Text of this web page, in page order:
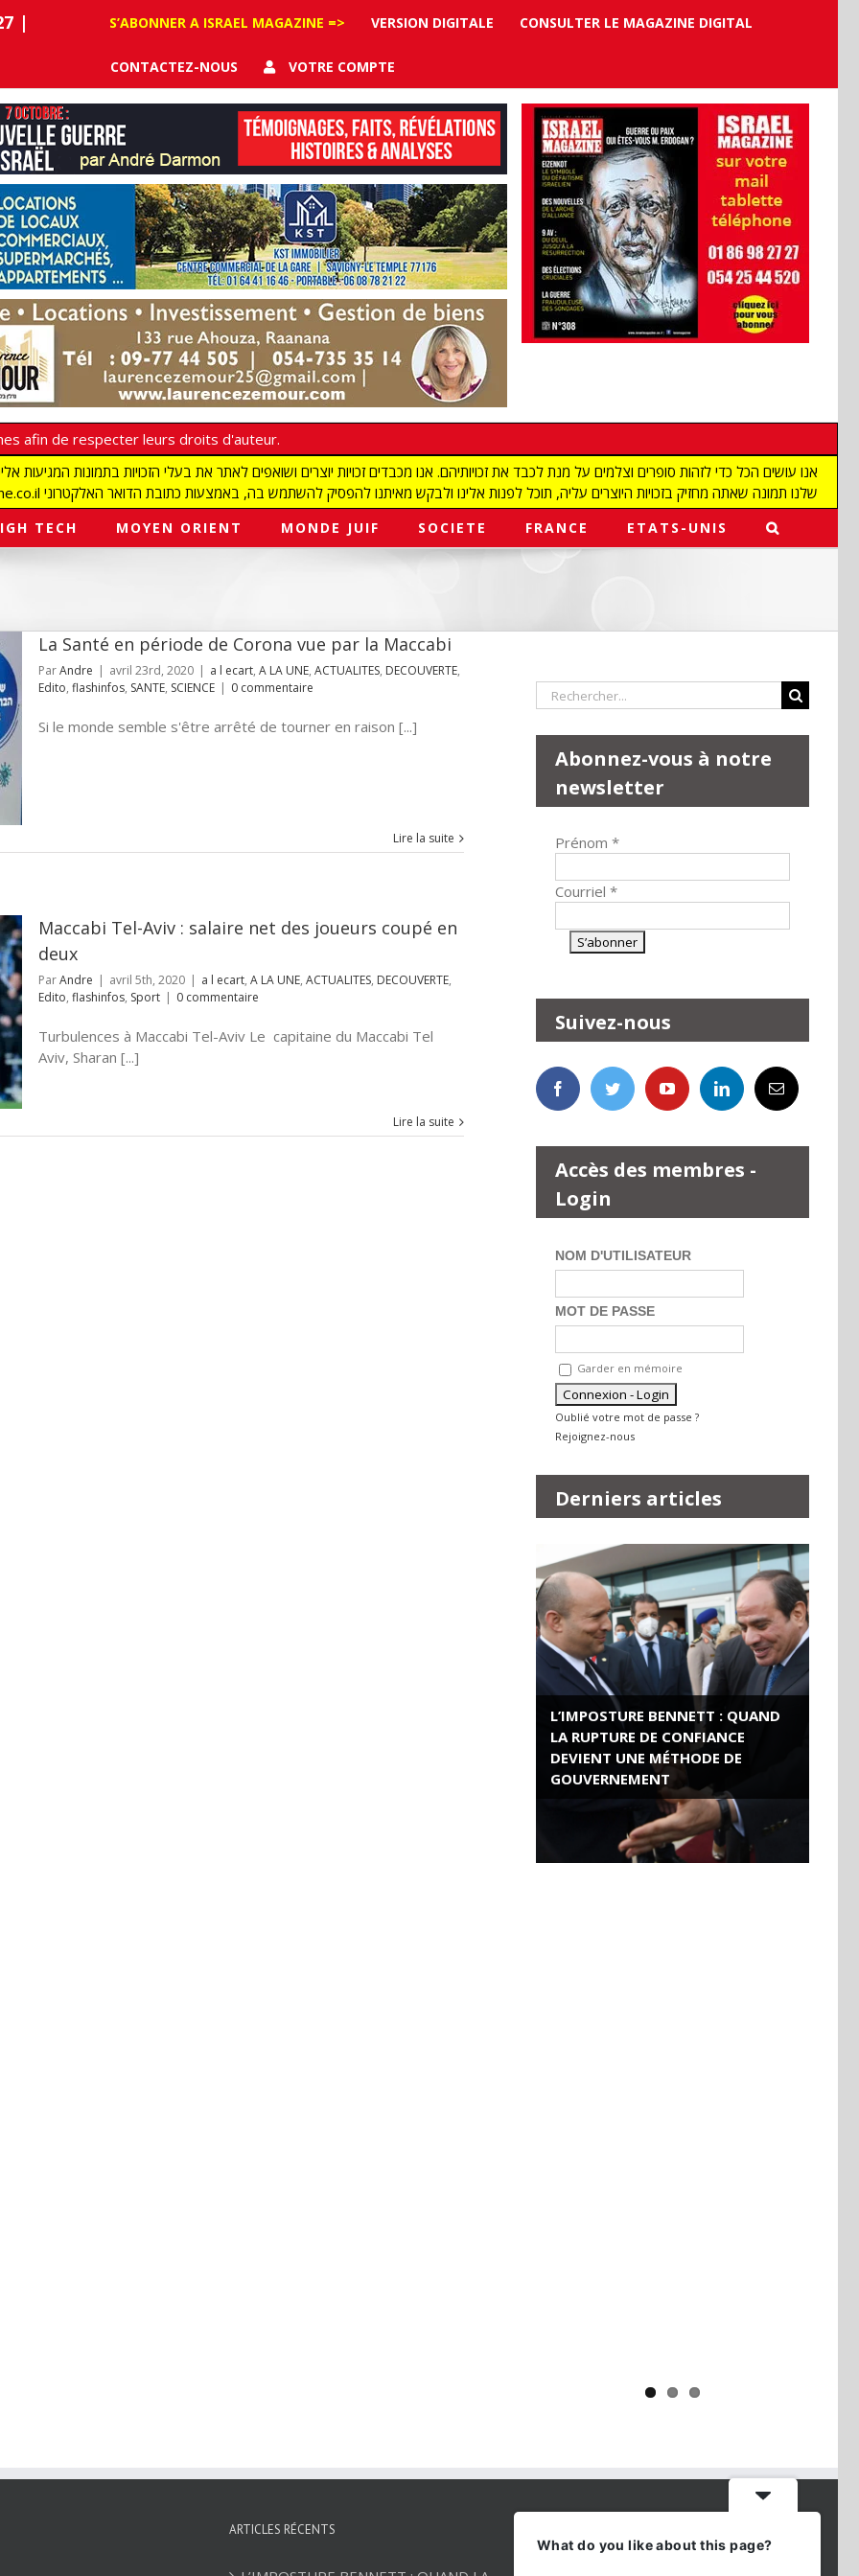
|
S’ABONNER A ISRAEL MAGAZINE => VERSION DIGITALE CONSULTER LE MAGAZINE DIGITAL
CONTACTEZ-NOUS VOTRE COMPTE
afin de respecter leurs droits d'auteur.
redaction@israelmagazine.co.il שלנו תמונה שאתה מחזיק בזכויות היוצרים עליה, תוכל לפנות אלינו ולבקש מאיתנו להפסיק להשתמש בה, באמצעות כתובת הדואר האלקטרוני
TECH MOYEN ORIENT MONDE JUIF SOCIETE FRANCE ETATS-UNIS
La Santé en période de Corona vue par la Maccabi
ParAndre | avril 23rd, 2020 | a l ecart, A LA UNE, ACTUALITES, DECOUVERTE,
Edito, flashinfos, SANTE, SCIENCE | 0 commentaire
Si le monde semble s'être arrêté de tourner en raison [...]
Lire la suite
Maccabi Tel-Aviv : salaire net des joueurs coupé en
deux
ParAndre | avril 5th, 2020 | a l ecart, A LA UNE, ACTUALITES, DECOUVERTE,
Edito, flashinfos, Sport | 0 commentaire
Turbulences à Maccabi Tel-Aviv Le capitaine du Maccabi Tel
Aviv, Sharan [...]
Lire la suite
Rechercher:
Abonnez-vous à notre
newsletter
Prénom *
Courriel *
Suivez-nous
Accès des membres -
Login
NOM D'UTILISATEUR
MOT DE PASSE
Garder en mémoire
Oublié votre mot de passe ?
Rejoignez-nous
Derniers articles
L’IMPOSTURE BENNETT : QUAND
LA RUPTURE DE CONFIANCE
DEVIENT UNE MÉTHODE DE
GOUVERNEMENT
ROSE VALLAND, HEROÏNE DE LA
RESISTANCE FRANÇAISE
ARTICLES RÉCENTS
What do you like about this page?